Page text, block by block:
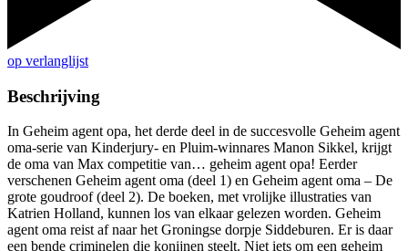
op verlanglijst
Beschrijving
In Geheim agent opa, het derde deel in de succesvolle Geheim agent
oma-serie van Kinderjury- en Pluim-winnares Manon Sikkel, krijgt
de oma van Max competitie van… geheim agent opa! Eerder
verschenen Geheim agent oma (deel 1) en Geheim agent oma – De
grote goudroof (deel 2). De boeken, met vrolijke illustraties van
Katrien Holland, kunnen los van elkaar gelezen worden. Geheim
agent oma reist af naar het Groningse dorpje Siddeburen. Er is daar
een bende criminelen die konijnen steelt. Niet iets om een geheim